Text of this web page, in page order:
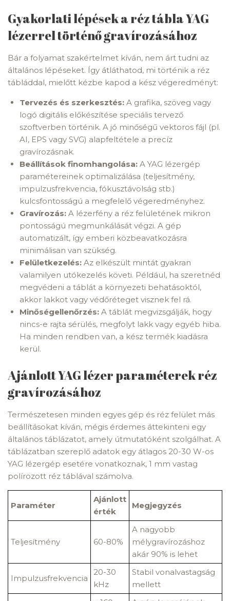
Gyakorlati lépések a réz tábla YAG
lézerrel történő gravírozásához
Bár a folyamat szakértelmet kíván, nem árt tudni az
általános lépéseket. Így átláthatod, mi történik a réz
tábláddal, mielőtt kézbe kapod a kész végeredményt:
Tervezés és szerkesztés:A grafika, szöveg vagy
logó digitális előkészítése speciális tervező
szoftverben történik. A jó minőségű vektoros fájl (pl.
AI, EPS vagy SVG) alapfeltétele a precíz
gravírozásnak.
Beállítások finomhangolása:A YAG lézergép
paramétereinek optimalizálása (teljesítmény,
impulzusfrekvencia, fókusztávolság stb.)
kulcsfontosságú a megfelelő végeredményhez.
Gravírozás:A lézerfény a réz felületének mikron
pontosságú megmunkálását végzi. A gép
automatizált, így emberi közbeavatkozásra
minimálisan van szükség.
Felületkezelés:Az elkészült mintát gyakran
valamilyen utókezelés követi. Például, ha szeretnéd
megvédeni a táblát a környezeti behatásoktól,
akkor lakkot vagy védőréteget visznek fel rá.
Minőségellenőrzés:A táblát megvizsgálják, hogy
nincs-e rajta sérülés, megfolyt lakk vagy egyéb hiba.
Ha minden rendben van, a kész termék kiadásra
kerül.
Ajánlott YAG lézer paraméterek réz
gravírozásához
Természetesen minden egyes gép és réz felület más
beállításokat kíván, mégis érdemes áttekinteni egy
általános táblázatot, amely útmutatóként szolgálhat. A
táblázatban szereplő adatok egy átlagos 20-30 W-os
YAG lézergép esetére vonatkoznak, 1 mm vastag
polírozott réz táblával számolva.
Paraméter
Ajánlott
érték
Megjegyzés
Teljesítmény 60-80%
A nagyobb
mélygravírozáshoz
akár 90% is lehet
Impulzusfrekvencia
20-30
kHz
Stabil vonalvastagság
mellett